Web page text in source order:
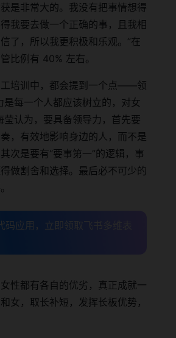
是非常大的。我没有把事情想得
我要去做一个正确的事，且我相
了，所以我更积极和乐观。”在
比例有 40% 左右。
工培训中，都会提到一个点——领
是每一个人都应该树立的，对女
莹认为，要具备领导力，首先要
，有效地影响身边的人，而不是
次是要有“要事第一”的逻辑，事
做割舍和选择。最后必不可少的
码应用，立即领取飞书多维表
性都有各自的优劣，真正成就一
女，取长补短，发挥长板优势，